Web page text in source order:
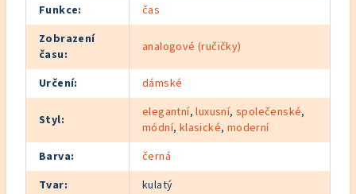
Funkce:
čas
Zobrazení
času: analogové (ručičky)
Určení: dámské
Styl: elegantní,luxusní,společenské,
módní, klasické, moderní
Barva:
černá
Tvar:
kulatý